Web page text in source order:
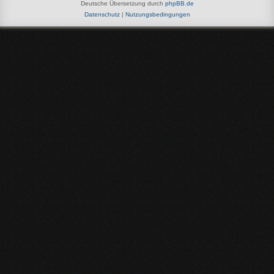
Deutsche Übersetzung durch phpBB.de
Datenschutz| Nutzungsbedingungen